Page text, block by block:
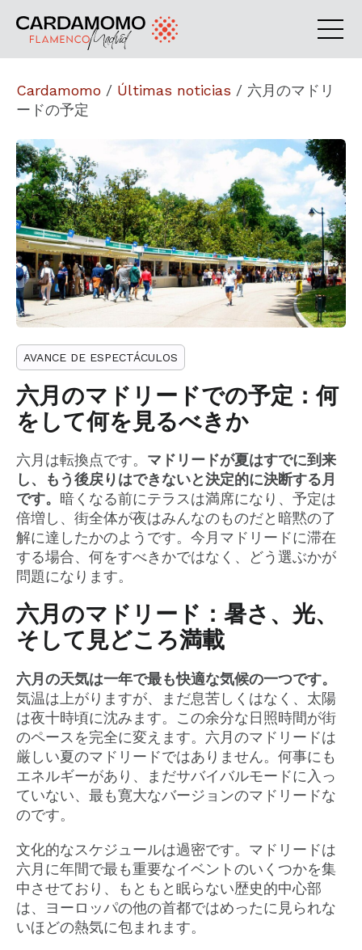
Cardamomo / Últimas noticias / 六月のマドリ
ードの予定
AVANCE DE ESPECTÁCULOS
六月のマドリードでの予定：何
をして何を見るべきか
六月は転換点です。 マドリードが夏はすでに到来
し、もう後戻りはできないと決定的に決断する月
です。 暗くなる前にテラスは満席になり、予定は
倍増し、街全体が夜はみんなのものだと暗黙の了
解に達したかのようです。今月マドリードに滞在
する場合、何をすべきかではなく、どう選ぶかが
問題になります。
六月のマドリード：暑さ、光、
そして見どころ満載
六月の天気は一年で最も快適な気候の一つです。
気温は上がりますが、まだ息苦しくはなく、太陽
は夜十時頃に沈みます。この余分な日照時間が街
のペースを完全に変えます。六月のマドリードは
厳しい夏のマドリードではありません。何事にも
エネルギーがあり、まだサバイバルモードに入っ
ていない、最も寛大なバージョンのマドリードな
のです。
文化的なスケジュールは過密です。マドリードは
六月に年間で最も重要なイベントのいくつかを集
中させており、もともと眠らない歴史的中心部
は、ヨーロッパの他の首都ではめったに見られな
いほどの熱気に包まれます。